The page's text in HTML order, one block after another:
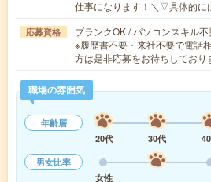
仕事になります！＼▽具体的
応募資格
ブランクOK / パソコンスキル
※履歴書不要・来社不要で電話
方は是非応募をお待ちしてお
職場の雰囲気
年齢層
20代
30代
男女比率
女性